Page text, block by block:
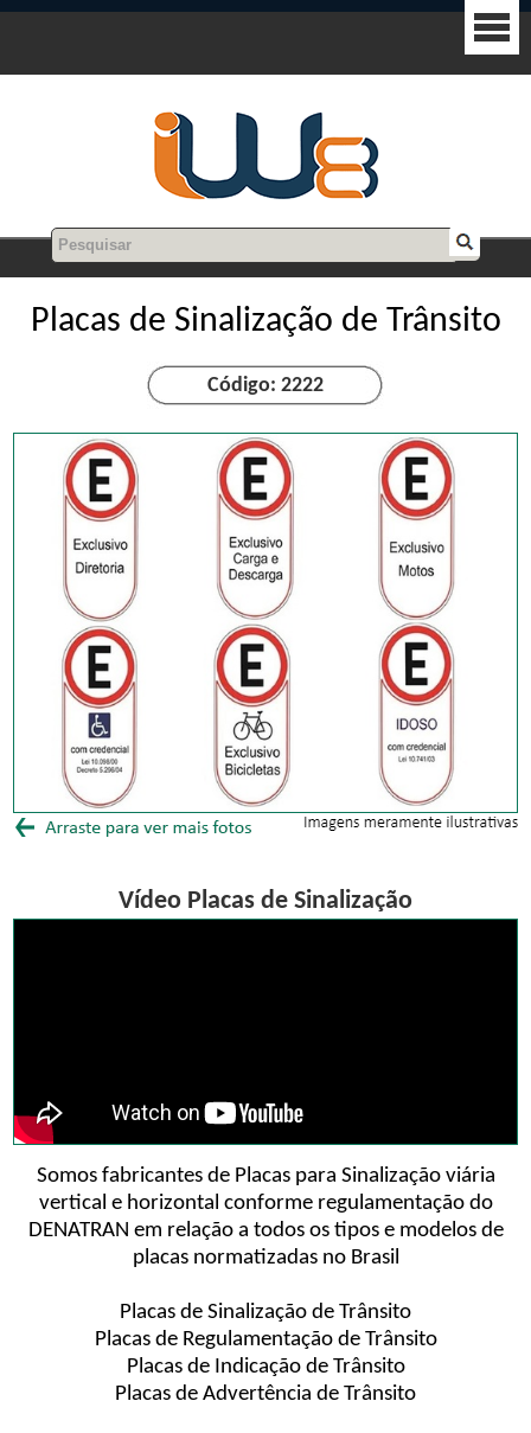
Placas de Sinalização de Trânsito
Código: 2222
Vídeo Placas de Sinalização
Somos fabricantes de Placas para Sinalização viária
vertical e horizontal conforme regulamentação do
DENATRAN em relação a todos os tipos e modelos de
placas normatizadas no Brasil
Placas de Sinalização de Trânsito
Placas de Regulamentação de Trânsito
Placas de Indicação de Trânsito
Placas de Advertência de Trânsito